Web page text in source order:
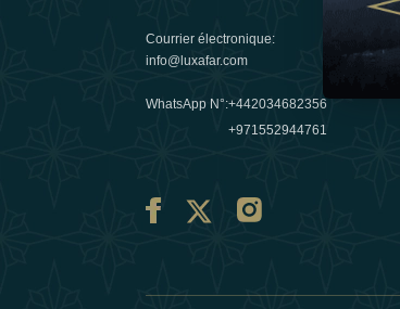
Courrier électronique:
info@luxafar.com
WhatsApp N°:+442034682356
+971552944761